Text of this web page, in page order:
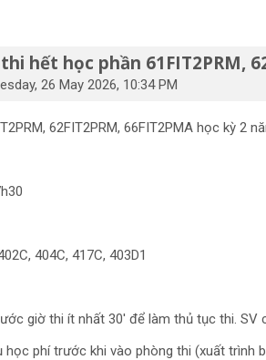
hết học phần 61FIT2PRM,
26 May 2026, 10:34 PM
62FIT2PRM, 66FIT2PMA học kỳ 2
7h30
404C, 417C, 403D1
giờ thi ít nhất 30' để làm thủ tục thi.
phí trước khi vào phòng thi (xuất trình